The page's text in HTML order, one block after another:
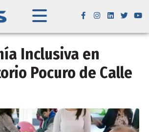
Inclusiva en
Pocuro de Calle